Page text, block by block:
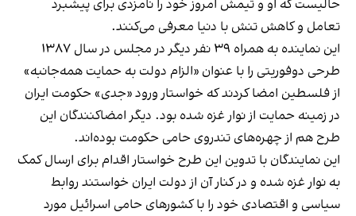
حالیست که او و تیمش امروز خود را نامزدی برای پیشبرد
تعامل و کاهش تنش با دنیا معرفی می‌کنند.
این نماینده به همراه ۳۹ نفر دیگر در مجلس در سال ۱۳۸۷
طرحی دوفوریتی را با عنوان «الزام دولت به حمایت همه‌جانبه»
از فلسطین امضا کردند که خواستار ورود «جدی» حکومت ایران
در زمینه حمایت از نوار غزه شده بود. دیگر امضاکنندگان این
طرح هم از چهره‌های تندروی حامی حکومت بوده‌اند.
این نمایندگان با تدوین این طرح خواستار اقدام برای ارسال کمک
به نوار غزه شده و در کنار آن از دولت ایران خواستند روابط
سیاسی و اقتصادی خود را با کشورهای حامی اسرائیل مورد